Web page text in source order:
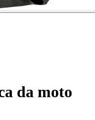
da moto